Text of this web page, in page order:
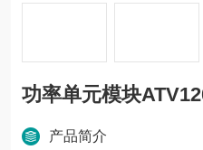
功率单元模块
产品简介